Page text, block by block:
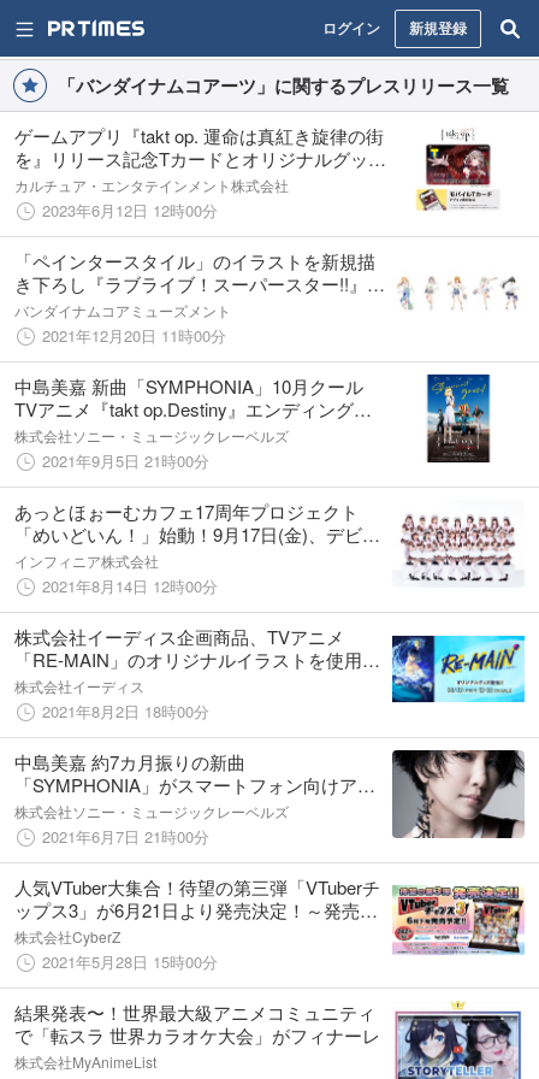
ログイン 新規登録
「バンダイナムコアーツ」に関するプレスリリース一覧
ゲームアプリ『takt op. 運命は真紅き旋律の街
を』リリース記念Tカードとオリジナルグッズ
2種が登場！6月19日（月）より発行開始！
カルチュア・エンタテインメント株式会社
2023年6月12日 12時00分
「ペインタースタイル」のイラストを新規描
き下ろし『ラブライブ！スーパースター!!』の
オリジナルグッズが登場！ 12月26日(日)から
開始の「ラブライブ！シリーズ×アトレ秋葉
原」にて販売開始
バンダイナムコアミューズメント
2021年12月20日 11時00分
中島美嘉 新曲「SYMPHONIA」10月クール
TVアニメ『takt op.Destiny』エンディングテ
ーマに決定！
株式会社ソニー・ミュージックレーベルズ
2021年9月5日 21時00分
あっとほぉーむカフェ17周年プロジェクト
「めいどいん！」始動！9月17日(金)、デビュ
ーデジタルシングル配信決定！
インフィニア株式会社
2021年8月14日 12時00分
株式会社イーディス企画商品、TVアニメ
「RE-MAIN」のオリジナルイラストを使用し
たグッズを販売決定！
株式会社イーディス
2021年8月2日 18時00分
中島美嘉 約7カ月振りの新曲
「SYMPHONIA」がスマートフォン向けアプ
リゲーム『takt op. 運命は真紅き旋律の街を』
の主題歌に決定！
株式会社ソニー・ミュージックレーベルズ
2021年6月7日 21時00分
人気VTuber大集合！待望の第三弾「VTuberチ
ップス3」が6月21日より発売決定！～発売決
定を記念し、カードコンプリートセットが3名
様に当たるTwitterキャンペーンを開催！～
株式会社CyberZ
2021年5月28日 15時00分
結果発表〜！世界最大級アニメコミュニティ
で「転スラ 世界カラオケ大会」がフィナーレ
株式会社MyAnimeList